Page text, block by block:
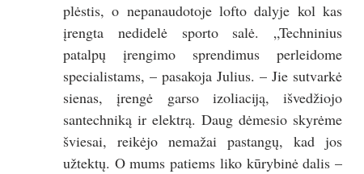
plėstis, o nepanaudotoje lofto dalyje kol kas
įrengta nedidelė sporto salė. „Techninius
patalpų įrengimo sprendimus perleidome
specialistams, – pasakoja Julius. – Jie sutvarkė
sienas, įrengė garso izoliaciją, išvedžiojo
santechniką ir elektrą. Daug dėmesio skyrėme
šviesai, reikėjo nemažai pastangų, kad jos
užtektų. O mums patiems liko kūrybinė dalis –